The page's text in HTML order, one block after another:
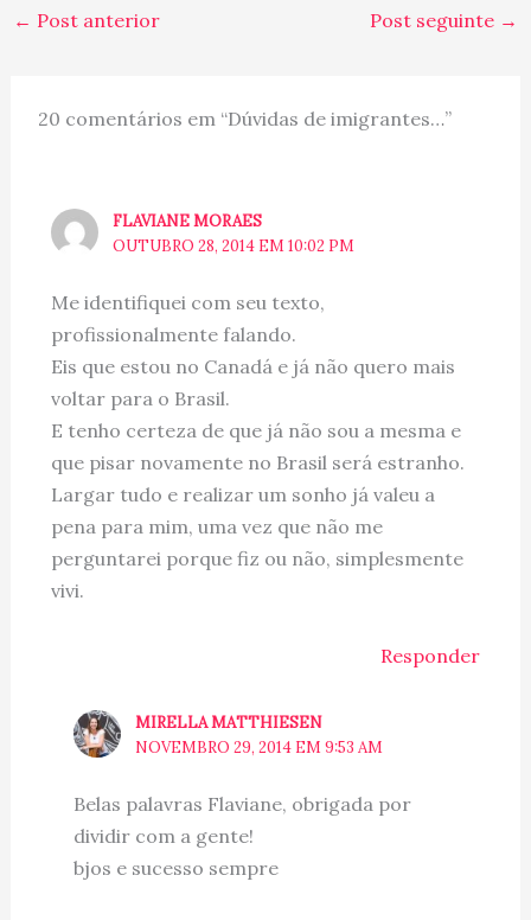
← Post anterior Post seguinte →
20 comentários em “Dúvidas de imigrantes…”
FLAVIANE MORAES
OUTUBRO 28, 2014 EM 10:02 PM
Me identifiquei com seu texto,
profissionalmente falando.
Eis que estou no Canadá e já não quero mais
voltar para o Brasil.
E tenho certeza de que já não sou a mesma e
que pisar novamente no Brasil será estranho.
Largar tudo e realizar um sonho já valeu a
pena para mim, uma vez que não me
perguntarei porque fiz ou não, simplesmente
vivi.
Responder
MIRELLA MATTHIESEN
NOVEMBRO 29, 2014 EM 9:53 AM
Belas palavras Flaviane, obrigada por
dividir com a gente!
bjos e sucesso sempre